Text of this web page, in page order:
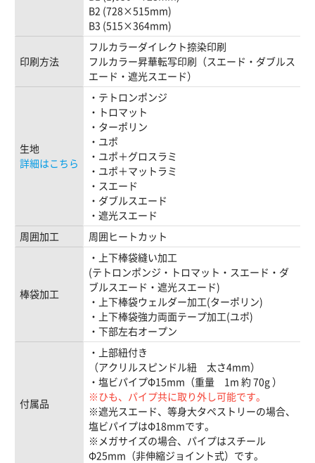
B2 (728×515mm)
B3 (515×364mm)
印刷方法
フルカラーダイレクト捺染印刷
フルカラー昇華転写印刷（スエード・ダブルス
エード・遮光スエード）
生地
詳細はこちら
・テトロンポンジ
・トロマット
・ターポリン
・ユポ
・ユポ＋グロスラミ
・ユポ＋マットラミ
・スエード
・ダブルスエード
・遮光スエード
周囲加工
周囲ヒートカット
棒袋加工
・上下棒袋縫い加工
(テトロンポンジ・トロマット・スエード・ダ
ブルスエード・遮光スエード)
・上下棒袋ウェルダー加工(ターポリン)
・上下棒袋強力両面テープ加工(ユポ)
・下部左右オープン
付属品
・上部紐付き
（アクリルスピンドル紐 太さ4mm）
・塩ビパイプΦ15mm（重量 1m 約 70g ）
※ひも、パイプ共に取り外し可能です。
※遮光スエード、等身大タペストリーの場合、
塩ビパイプはΦ18mmです。
※メガサイズの場合、パイプはスチール
Φ25mm（非伸縮ジョイント式）です。